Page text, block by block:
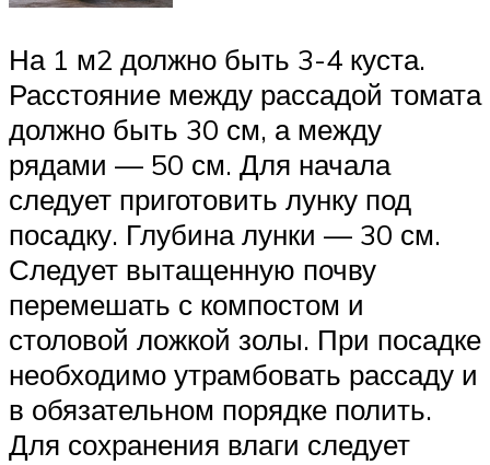
На 1 м2 должно быть 3-4 куста.
Расстояние между рассадой томата
должно быть 30 см, а между
рядами — 50 см. Для начала
следует приготовить лунку под
посадку. Глубина лунки — 30 см.
Следует вытащенную почву
перемешать с компостом и
столовой ложкой золы. При посадке
необходимо утрамбовать рассаду и
в обязательном порядке полить.
Для сохранения влаги следует